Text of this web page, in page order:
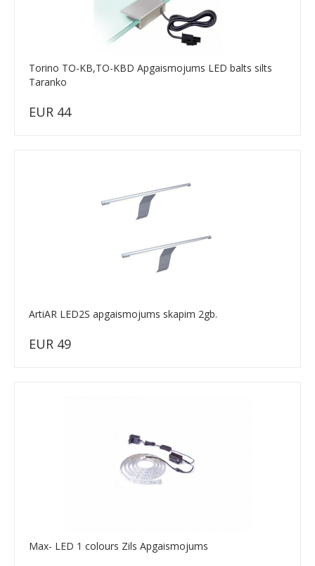
Torino TO-KB,TO-KBD Apgaismojums LED balts silts
Taranko
EUR 44
ArtiAR LED2S apgaismojums skapim 2gb.
EUR 49
Max- LED 1 colours Zils Apgaismojums